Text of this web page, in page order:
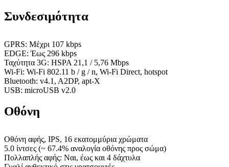
Συνδεσιμότητα
GPRS: Μέχρι 107 kbps
EDGE: Έως 296 kbps
Ταχύτητα 3G: HSPA 21,1 / 5,76 Mbps
Wi-Fi: Wi-Fi 802.11 b / g / n, Wi-Fi Direct, hotspot
Bluetooth: v4.1, A2DP, apt-X
USB: microUSB v2.0
Οθόνη
Οθόνη αφής, IPS, 16 εκατομμύρια χρώματα
5.0 ίντσες (~ 67.4% αναλογία οθόνης προς σώμα)
Πολλαπλής αφής: Ναι, έως και 4 δάχτυλα